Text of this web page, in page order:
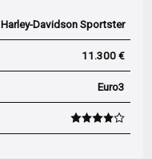
Harley-Davidson Sportster
11.300 €
Euro3